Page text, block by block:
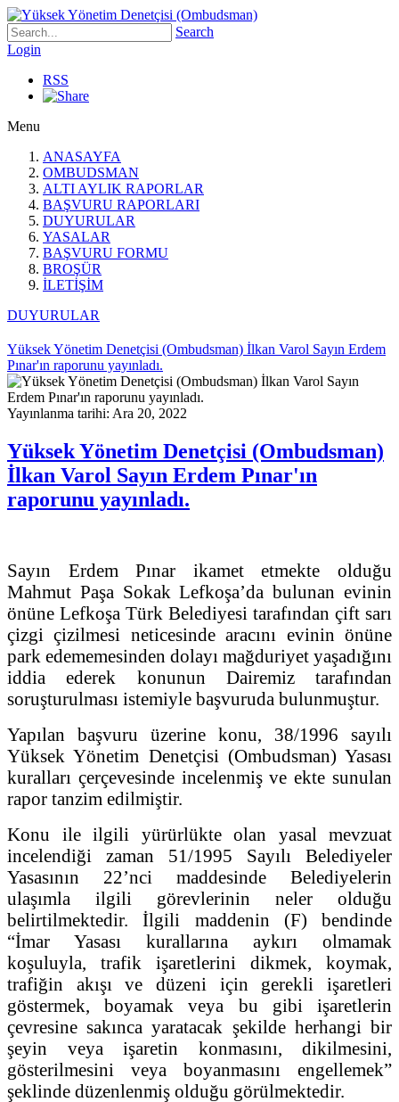
Search
Login
RSS
Menu
ANASAYFA
OMBUDSMAN
ALTI AYLIK RAPORLAR
BAŞVURU RAPORLARI
DUYURULAR
YASALAR
BAŞVURU FORMU
BROŞÜR
İLETİŞİM
DUYURULAR
Yüksek Yönetim Denetçisi (Ombudsman) İlkan Varol Sayın Erdem
Pınar'ın raporunu yayınladı.
Yayınlanma tarihi: Ara 20, 2022
Yüksek Yönetim Denetçisi (Ombudsman)
İlkan Varol Sayın Erdem Pınar'ın
raporunu yayınladı.
Sayın Erdem Pınar ikamet etmekte olduğu
Mahmut Paşa Sokak Lefkoşa’da bulunan evinin
önüne Lefkoşa Türk Belediyesi tarafından çift sarı
çizgi çizilmesi neticesinde aracını evinin önüne
park edememesinden dolayı mağduriyet yaşadığını
iddia ederek konunun Dairemiz tarafından
soruşturulması istemiyle başvuruda bulunmuştur.
Yapılan başvuru üzerine konu, 38/1996 sayılı
Yüksek Yönetim Denetçisi (Ombudsman) Yasası
kuralları çerçevesinde incelenmiş ve ekte sunulan
rapor tanzim edilmiştir.
Konu ile ilgili yürürlükte olan yasal mevzuat
incelendiği zaman 51/1995 Sayılı Belediyeler
Yasasının 22’nci maddesinde Belediyelerin
ulaşımla ilgili görevlerinin neler olduğu
belirtilmektedir. İlgili maddenin (F) bendinde
“İmar Yasası kurallarına aykırı olmamak
koşuluyla, trafik işaretlerini dikmek, koymak,
trafiğin akışı ve düzeni için gerekli işaretleri
göstermek, boyamak veya bu gibi işaretlerin
çevresine sakınca yaratacak şekilde herhangi bir
şeyin veya işaretin konmasını, dikilmesini,
gösterilmesini veya boyanmasını engellemek”
şeklinde düzenlenmiş olduğu görülmektedir.